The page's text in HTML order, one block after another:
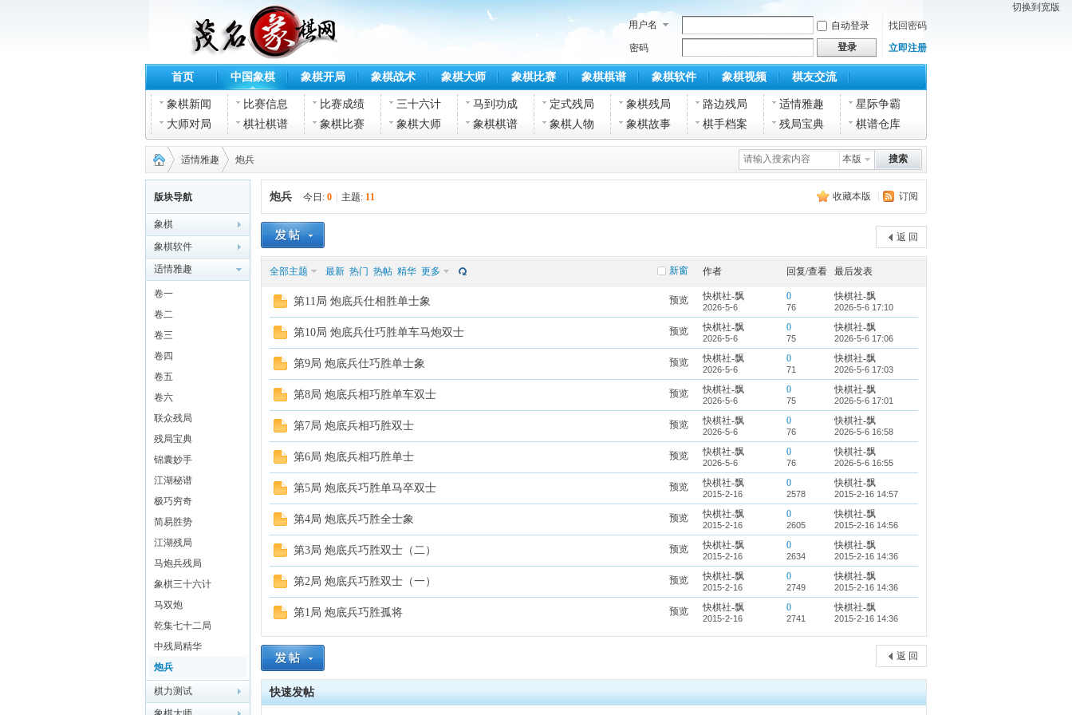
切换到宽版
用户名
自动登录
找回密码
密码
登录 立即注册
首页 中国象棋 象棋开局 象棋战术 象棋大师 象棋比赛 象棋棋谱 象棋软件 象棋视频 棋友交流
象棋新闻 比赛信息 比赛成绩 三十六计 马到功成 定式残局 象棋残局 路边残局 适情雅趣
星际争霸
大师对局
棋社棋谱 象棋比赛 象棋大师 象棋棋谱 象棋人物 象棋故事 棋手档案 残局宝典 棋谱仓库
本版 搜索
茂名
网
›
适情雅趣 炮兵
版块导航
象棋
象棋软件
适情雅趣
卷一
卷二
卷三
卷四
卷五
卷六
联众残局
残局宝典
锦囊妙手
江湖秘谱
极巧穷奇
简易胜势
江湖残局
马炮兵残局
象棋三十六计
马双炮
乾集七十二局
中残局精华
炮兵
棋力测试
收藏本版 订阅
炮兵 今日: 0 主题: 11
返 回
新窗
全部主题 最新 热门 热帖 精华 更多 作者 回复/查看 最后发表
预览
第11局 炮底兵仕相胜单士象 快棋社-飘
2026-5-6
0
76
快棋社-飘
2026-5-6 17:10
预览
第10局 炮底兵仕巧胜单车马炮双士 快棋社-飘
2026-5-6
0
75
快棋社-飘
2026-5-6 17:06
预览
第9局 炮底兵仕巧胜单士象 快棋社-飘
2026-5-6
0
71
快棋社-飘
2026-5-6 17:03
预览
第8局 炮底兵相巧胜单车双士 快棋社-飘
2026-5-6
0
75
快棋社-飘
2026-5-6 17:01
预览
第7局 炮底兵相巧胜双士 快棋社-飘
2026-5-6
0
76
快棋社-飘
2026-5-6 16:58
预览
第6局 炮底兵相巧胜单士 快棋社-飘
2026-5-6
0
76
快棋社-飘
2026-5-6 16:55
预览
第5局 炮底兵巧胜单马卒双士 快棋社-飘
2015-2-16
0
2578
快棋社-飘
2015-2-16 14:57
预览
第4局 炮底兵巧胜全士象 快棋社-飘
2015-2-16
0
2605
快棋社-飘
2015-2-16 14:56
预览
第3局 炮底兵巧胜双士（二） 快棋社-飘
2015-2-16
0
2634
快棋社-飘
2015-2-16 14:36
预览
第2局 炮底兵巧胜双士（一） 快棋社-飘
2015-2-16
0
2749
快棋社-飘
2015-2-16 14:36
预览
第1局 炮底兵巧胜孤将 快棋社-飘
2015-2-16
0
2741
快棋社-飘
2015-2-16 14:36
返 回
快速发帖